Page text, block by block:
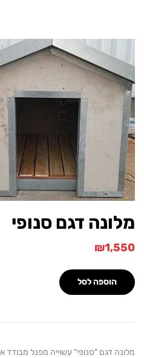
דגם סנופי
₪
הוספה לסל
דגם "סנופי" עשוייה מפנל מבודד